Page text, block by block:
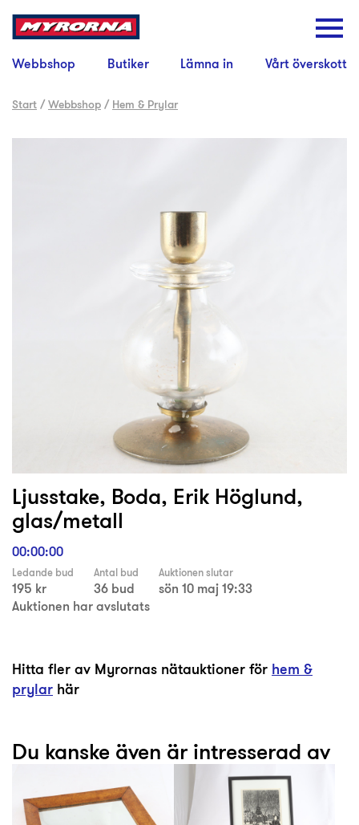
Webbshop Butiker Lämna in Vårt överskott
Start /Webbshop / Hem & Prylar
Ljusstake, Boda, Erik Höglund,
glas/metall
00:00:00
Ledande bud
195 kr
Antal bud
36 bud
Auktionen slutar
sön 10 maj 19:33
Auktionen har avslutats
Hitta fler av Myrornas nätauktioner för hem &
prylar här
Du kanske även är intresserad av